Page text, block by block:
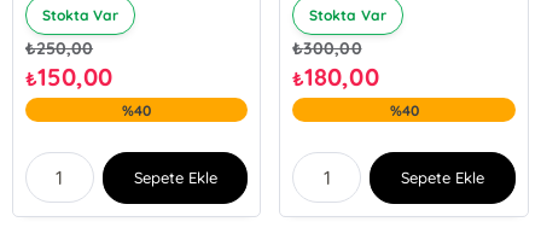
Stokta Var
₺250,00
₺150,00
%40
Sepete Ekle
Stokta Var
₺300,00
₺180,00
%40
Sepete Ekle